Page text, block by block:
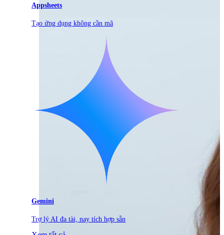
Appsheets
Tạo ứng dụng không cần mã
Gemini
Trợ lý AI đa tài, nay tích hợp sẵn